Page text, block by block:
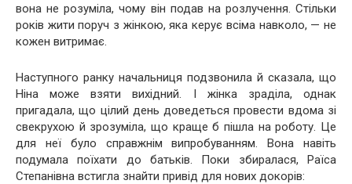
вона не розуміла, чому він подав на розлучення. Стільки
років жити поруч з жінкою, яка керує всіма навколо, — не
кожен витримає.
Наступного ранку начальниця подзвонила й сказала, що
Ніна може взяти вихідний. І жінка зраділа, однак
пригадала, що цілий день доведеться провести вдома зі
свекрухою й зрозуміла, що краще б пішла на роботу. Це
для неї було справжнім випробуванням. Вона навіть
подумала поїхати до батьків. Поки збиралася, Раїса
Степанівна встигла знайти привід для нових докорів: